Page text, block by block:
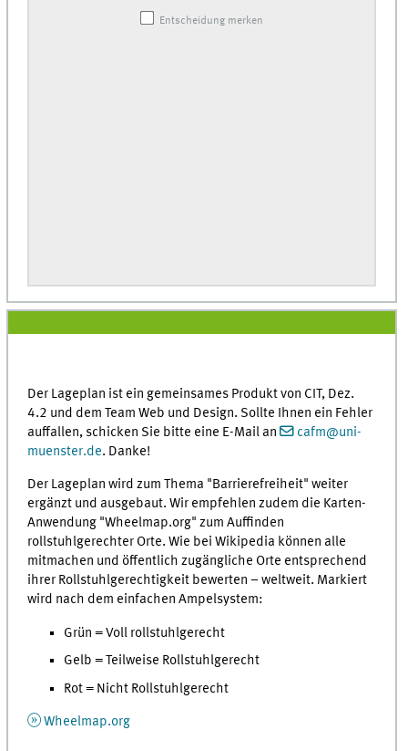
Entscheidung merken
Der Lageplan ist ein gemeinsames Produkt von CIT, Dez.
4.2 und dem Team Web und Design. Sollte Ihnen ein Fehler
auffallen, schicken Sie bitte eine E-Mail an
cafm@uni-
muenster.de. Danke!
Der Lageplan wird zum Thema "Barrierefreiheit" weiter
ergänzt und ausgebaut. Wir empfehlen zudem die Karten-
Anwendung "Wheelmap.org" zum Auffinden
rollstuhlgerechter Orte. Wie bei Wikipedia können alle
mitmachen und öffentlich zugängliche Orte entsprechend
ihrer Rollstuhlgerechtigkeit bewerten – weltweit. Markiert
wird nach dem einfachen Ampelsystem:
Grün = Voll rollstuhlgerecht
Gelb = Teilweise Rollstuhlgerecht
Rot = Nicht Rollstuhlgerecht
Wheelmap.org